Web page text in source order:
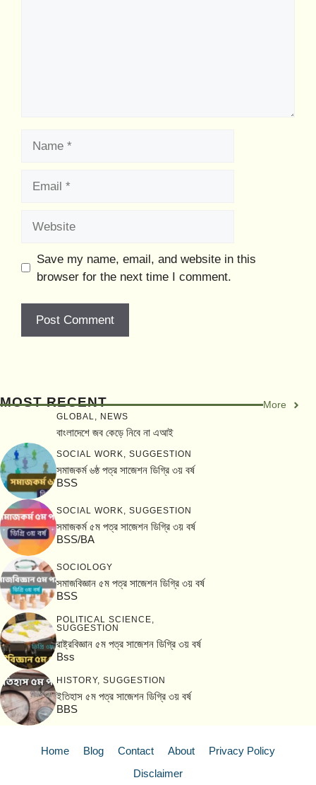
Save my name, email, and website in this
browser for the next time I comment.
MOST RECENT More
GLOBAL, NEWS
বাংলাদেশে জব কেড়ে নিবে না এআই
SOCIAL WORK SUGGESTION
সমাজকর্ম ৬ষ্ঠ পত্র সাজেশন ডিগ্রি ৩য় বর্ষ
BSS
SOCIAL WORK SUGGESTION
সমাজকর্ম ৫ম পত্র সাজেশন ডিগ্রি ৩য় বর্ষ
BSS/BA
SOCIOLOGY
সমাজবিজ্ঞান ৫ম পত্র সাজেশন ডিগ্রি ৩য় বর্ষ
BSS
POLITICAL SCIENCE
SUGGESTION
রাষ্ট্রবিজ্ঞান ৫ম পত্র সাজেশন ডিগ্রি ৩য় বর্ষ
Bss
HISTORY, SUGGESTION
ইতিহাস ৫ম পত্র সাজেশন ডিগ্রি ৩য় বর্ষ
BBS
Home Blog Contact About
Privacy Policy
Disclaimer